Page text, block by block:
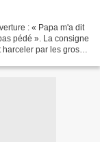
: « Papa m'a dit
pédé ». La consigne
harceler par les gros